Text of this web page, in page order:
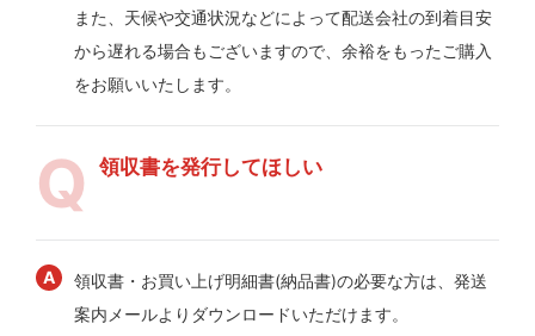
また、天候や交通状況などによって配送会社の到着目安
から遅れる場合もございますので、余裕をもったご購入
をお願いいたします。
領収書を発行してほしい
領収書・お買い上げ明細書(納品書)の必要な方は、発送
案内メールよりダウンロードいただけます。